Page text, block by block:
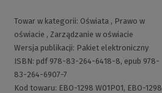
Towar w kategorii: Oświata , Prawo w
oświacie , Zarządzanie w oświacie
Wersja publikacji: Pakiet elektroniczny
ISBN: pdf 978-83-264-6418-8, epub 978-
83-264-6907-7
Kod towaru: EBO-1298 W01P01, EBO-1298